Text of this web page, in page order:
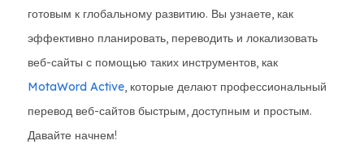
готовым к глобальному развитию. Вы узнаете, как
эффективно планировать, переводить и локализовать
веб-сайты с помощью таких инструментов, как
MotaWord Active, которые делают профессиональный
перевод веб-сайтов быстрым, доступным и простым.
Давайте начнем!